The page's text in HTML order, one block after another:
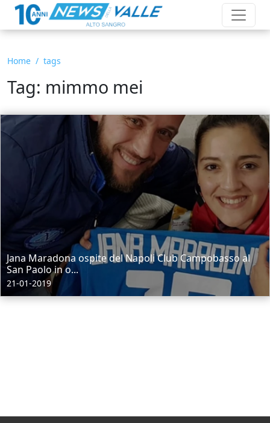
Home tags
Tag: mimmo mei
Jana Maradona ospite del Napoli Club Campobasso al
San Paolo in o...
21-01-2019